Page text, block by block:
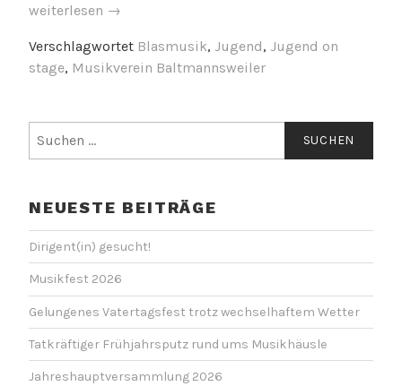
„Jugend
Stage
–
im
Bürgerhaus
weiterlesen →
Verschlagwortet Blasmusik, Jugend, Jugend on
stage, Musikverein Baltmannsweiler
nach:
NEUESTE BEITRÄGE
Dirigent(in) gesucht!
Musikfest 2026
Gelungenes Vatertagsfest trotz wechselhaftem Wetter
Tatkräftiger Frühjahrsputz rund ums Musikhäusle
Jahreshauptversammlung 2026